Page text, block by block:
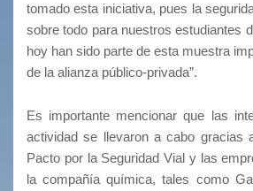
tomado esta iniciativa, pues la
sobre todo para nuestros estudiantes
hoy han sido parte de esta muestra
de la alianza público-privada”.
Es importante mencionar que las
actividad se llevaron a cabo gracias
Pacto por la Seguridad Vial y las
la compañía química, tales como